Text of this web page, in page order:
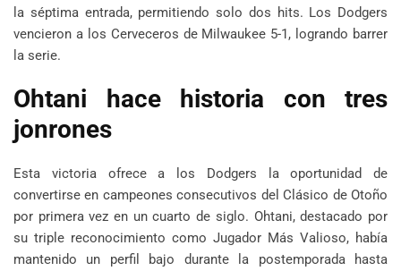
la séptima entrada, permitiendo solo dos hits. Los Dodgers
vencieron a los Cerveceros de Milwaukee 5-1, logrando barrer
la serie.
Ohtani hace historia con tres
jonrones
Esta victoria ofrece a los Dodgers la oportunidad de
convertirse en campeones consecutivos del Clásico de Otoño
por primera vez en un cuarto de siglo. Ohtani, destacado por
su triple reconocimiento como Jugador Más Valioso, había
mantenido un perfil bajo durante la postemporada hasta